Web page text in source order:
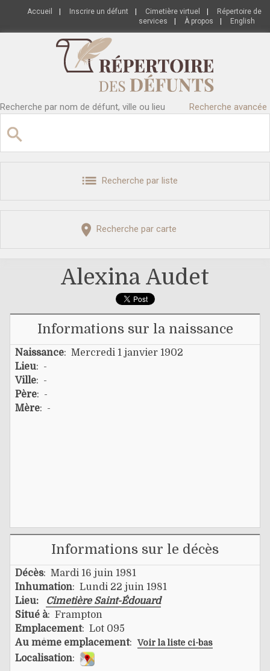
Accueil Inscrire un défunt Cimetière virtuel
Répertoire de
services
À propos English
Recherche par nom de défunt, ville ou lieu Recherche avancée
Recherche par liste
Recherche par carte
Alexina Audet
Informations sur la naissance
Naissance: Mercredi 1 janvier 1902
Lieu: -
Ville: -
Père: -
Mère: -
Informations sur le décès
Décès: Mardi 16 juin 1981
Inhumation: Lundi 22 juin 1981
Lieu:
Cimetière Saint-Édouard
Situé à: Frampton
Emplacement: Lot 095
Au même emplacement: Voir la liste ci-bas
Localisation: